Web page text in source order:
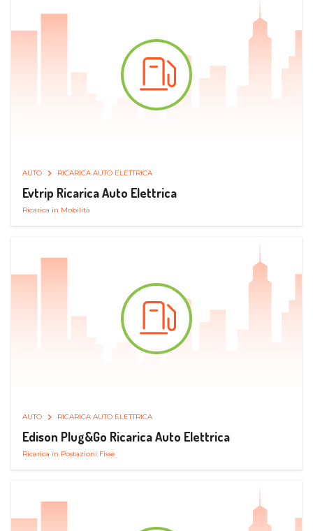
AUTO RICARICA AUTO ELETTRICA
Evtrip Ricarica Auto Elettrica
Ricarica in Mobilità
AUTO RICARICA AUTO ELETTRICA
Edison Plug&Go Ricarica Auto Elettrica
Ricarica in Postazioni Fisse